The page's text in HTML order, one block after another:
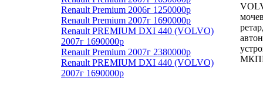
Renault Premium 2006г 1250000р
Renault Premium 2007г 1690000р
Renault PREMIUM DXI 440 (VOLVO)
2007г 1690000р
Renault Premium 2007г 2380000р
Renault PREMIUM DXI 440 (VOLVO)
2007г 1690000р